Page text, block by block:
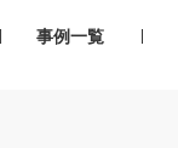
事例一覧